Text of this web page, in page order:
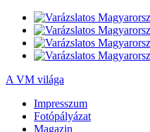
A VM világa
Impresszum
Fotópályázat
Magazin